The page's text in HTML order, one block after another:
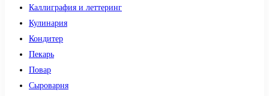
Каллиграфия и леттеринг
Кулинария
Кондитер
Пекарь
Повар
Сыроварня